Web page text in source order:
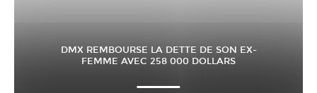
DMX REMBOURSE LA DETTE DE SON EX-
FEMME AVEC 258 000 DOLLARS